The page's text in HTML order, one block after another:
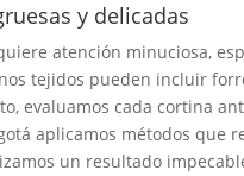
y delicadas
atención minuciosa,
tejidos pueden incluir
evaluamos cada cortina
aplicamos métodos que
un resultado